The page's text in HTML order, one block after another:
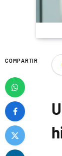
COMPARTIR